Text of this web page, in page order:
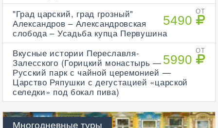
ОТ
5490
"Град царский, град грозный"
Александров – Александровская
слобода – Усадьба купца Первушина
ОТ
5990
Вкусные истории Переславля-
Залесского (Горицкий монастырь —
Русский парк с чайной церемонией —
Царство Ряпушки с дегустацией «царской
селедки» под бокал пива)
Многодневные туры